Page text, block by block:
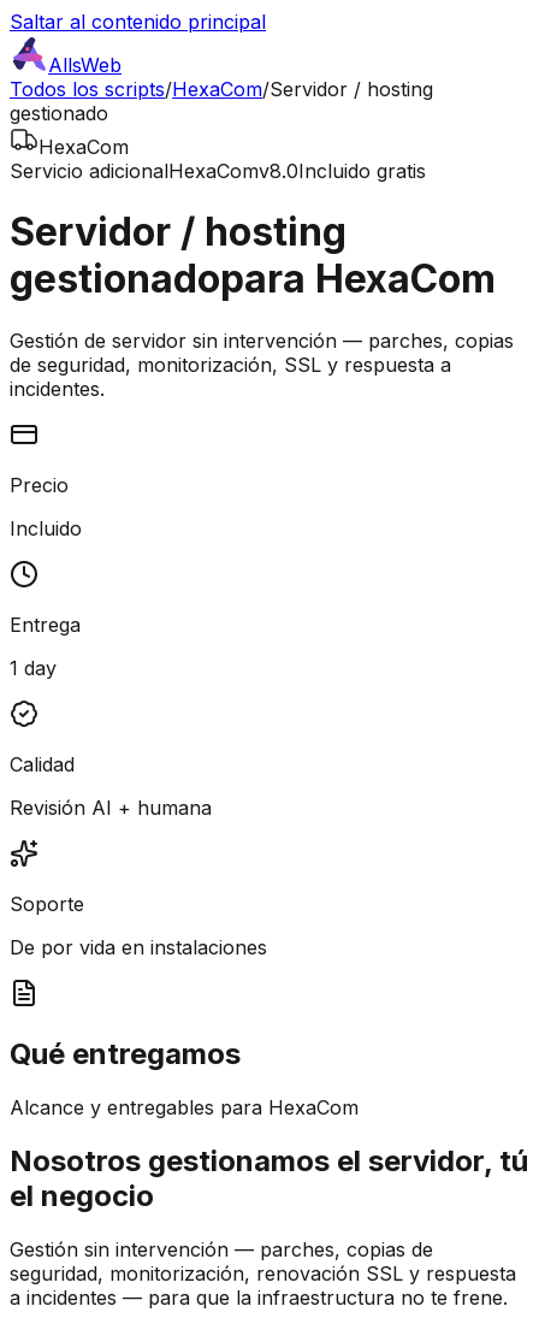
Saltar al contenido principal
AllsWeb
Todos los scripts/HexaCom/Servidor / hosting
gestionado
HexaCom
Servicio adicionalHexaComv8.0Incluido gratis
Servidor / hosting
gestionadopara HexaCom
Gestión de servidor sin intervención — parches, copias
de seguridad, monitorización, SSL y respuesta a
incidentes.
Precio
Incluido
Entrega
1 day
Calidad
Revisión AI + humana
Soporte
De por vida en instalaciones
Qué entregamos
Alcance y entregables para HexaCom
Nosotros gestionamos el servidor, tú
el negocio
Gestión sin intervención — parches, copias de
seguridad, monitorización, renovación SSL y respuesta
a incidentes — para que la infraestructura no te frene.